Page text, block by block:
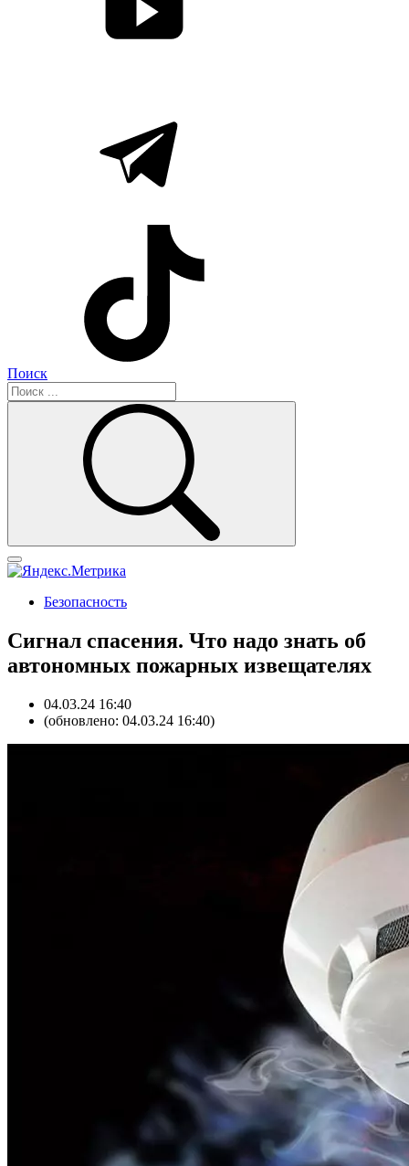
Поиск
Безопасность
Сигнал спасения. Что надо знать об
автономных пожарных извещателях
04.03.24 16:40
(обновлено: 04.03.24 16:40)